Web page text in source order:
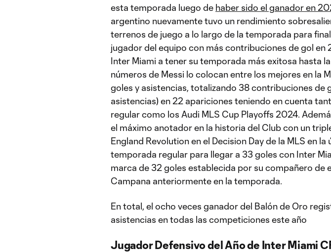
esta temporada luego de haber sido el ganador en
argentino nuevamente tuvo un rendimiento
terrenos de juego a lo largo de la temporada para
jugador del equipo con más contribuciones de gol en
Inter Miami a tener su temporada más exitosa hasta
números de Messi lo colocan entre los mejores en la
goles y asistencias, totalizando 38 contribuciones de
asistencias) en 22 apariciones teniendo en cuenta
regular como los Audi MLS Cup Playoffs 2024.
el máximo anotador en la historia del Club con un
England Revolution en el Decision Day de la MLS en la
temporada regular para llegar a 33 goles con Inter
marca de 32 goles establecida por su compañero de
Campana anteriormente en la temporada.
En total, el ocho veces ganador del Balón de Oro
asistencias en todas las competiciones este año
Jugador Defensivo del Año de Inter Miami